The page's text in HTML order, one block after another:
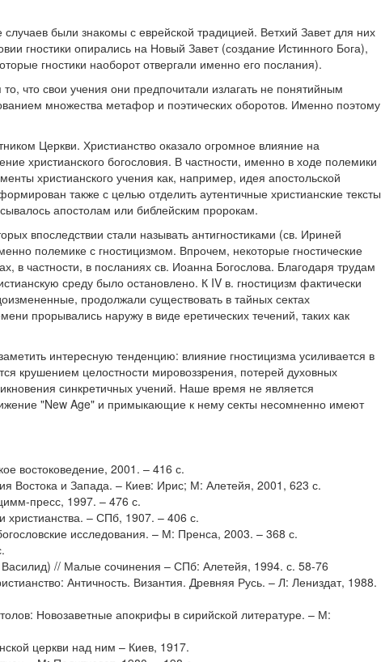
случаев были знакомы с еврейской традицией. Ветхий Завет для них
гностики опирались на Новый Завет (создание Истинного Бога),
гностики наоборот отвергали именно его послания).
что свои учения они предпочитали излагать не понятийным
множества метафор и поэтических оборотов. Именно поэтому
Церкви. Христианство оказало огромное влияние на
христианского богословия. В частности, именно в ходе полемики
христианского учения как, например, идея апостольской
также с целью отделить аутентичные христианские тексты
апостолам или библейским пророкам.
впоследствии стали называть антигностиками (св. Ириней
полемике с гностицизмом. Впрочем, некоторые гностические
в частности, в посланиях св. Иоанна Богослова. Благодаря трудам
среду было остановлено. К IV в. гностицизм фактически
продолжали существовать в тайных сектах
прорывались наружу в виде еретических течений, таких как
интересную тенденцию: влияние гностицизма усиливается в
крушением целостности мировоззрения, потерей духовных
синкретичных учений. Наше время не является
"New Age" и примыкающие к нему секты несомненно имеют
востоковедение, 2001. – 416 с.
Востока и Запада. – Киев: Ирис; М: Алетейя, 2001, 623 с.
пресс, 1997. – 476 с.
христианства. – СПб, 1907. – 406 с.
исследования. – М: Пренса, 2003. – 368 с.
// Малые сочинения – СПб: Алетейя, 1994. с. 58-76
Античность. Византия. Древняя Русь. – Л: Лениздат, 1988.
Новозаветные апокрифы в сирийской литературе. – М:
церкви над ним – Киев, 1917.